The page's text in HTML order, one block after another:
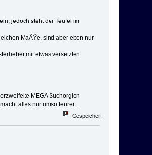
jedoch steht der Teufel im
MaÃŸe, sind aber eben nur
mit etwas versetzten
MEGA Suchorgien
alles nur umso teurer....
Gespeichert